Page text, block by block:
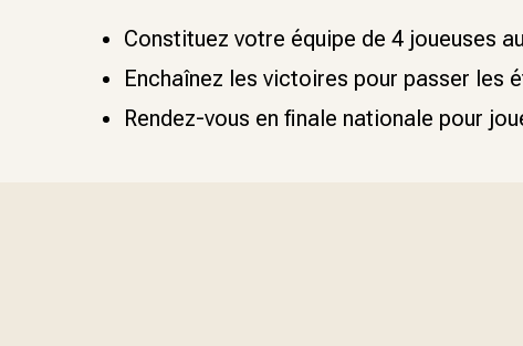
Constituez votre équipe de 4 joueuses
Enchaînez les victoires pour passer
Rendez-vous en finale nationale pour